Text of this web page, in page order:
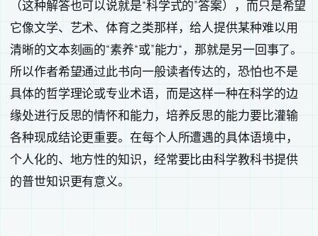
（这种解答也可以说就是“科学式的”答案），而只是希望
它像文学、艺术、体育之类那样，给人提供某种难以用
清晰的文本刻画的“素养“或”能力“，那就是另一回事了。
所以作者希望通过此书向一般读者传达的，恐怕也不是
具体的哲学理论或专业术语，而是这样一种在科学的边
缘处进行反思的情怀和能力，培养反思的能力要比灌输
各种现成结论更重要。在每个人所遭遇的具体语境中，
个人化的、地方性的知识，经常要比由科学教科书提供
的普世知识更有意义。